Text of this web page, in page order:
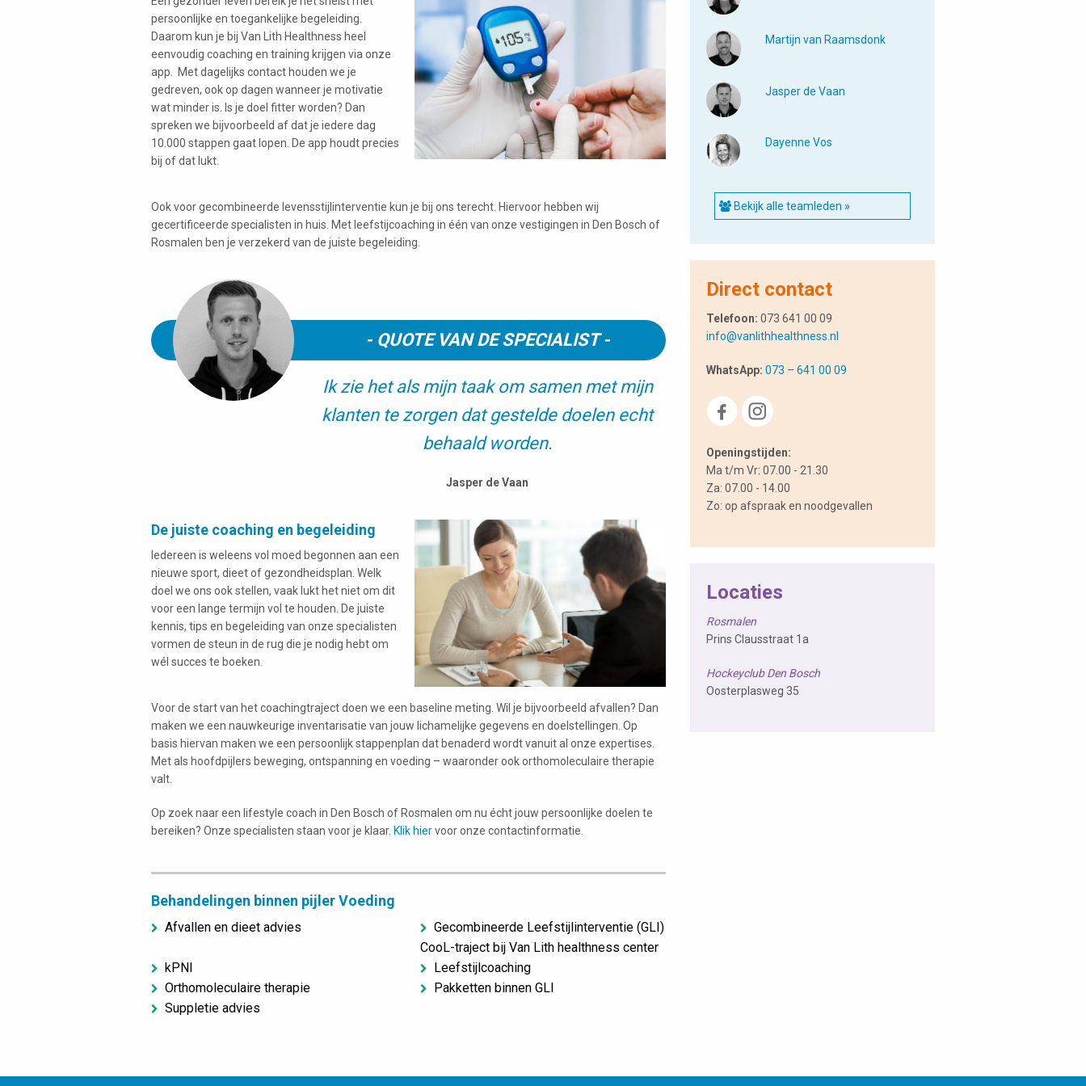
persoonlijke en toegankelijke begeleiding.
Daarom kun je bij Van Lith Healthness heel
eenvoudig coaching en training krijgen via onze
app. Met dagelijks contact houden we je
gedreven, ook op dagen wanneer je motivatie
wat minder is. Is je doel fitter worden? Dan
spreken we bijvoorbeeld af dat je iedere dag
10.000 stappen gaat lopen. De app houdt precies
bij of dat lukt.
Ook voor gecombineerde levensstijlinterventie kun je bij ons terecht. Hiervoor hebben wij
gecertificeerde specialisten in huis. Met leefstijcoaching in één van onze vestigingen in Den Bosch of
Rosmalen ben je verzekerd van de juiste begeleiding.
- QUOTE VAN DE SPECIALIST -
Ik zie het als mijn taak om samen met mijn
klanten te zorgen dat gestelde doelen echt
behaald worden.
Jasper de Vaan
De juiste coaching en begeleiding
Iedereen is weleens vol moed begonnen aan een
nieuwe sport, dieet of gezondheidsplan. Welk
doel we ons ook stellen, vaak lukt het niet om dit
voor een lange termijn vol te houden. De juiste
kennis, tips en begeleiding van onze specialisten
vormen de steun in de rug die je nodig hebt om
wél succes te boeken.
Voor de start van het coachingtraject doen we een baseline meting. Wil je bijvoorbeeld afvallen? Dan
maken we een nauwkeurige inventarisatie van jouw lichamelijke gegevens en doelstellingen. Op
basis hiervan maken we een persoonlijk stappenplan dat benaderd wordt vanuit al onze expertises.
Met als hoofdpijlers beweging, ontspanning en voeding – waaronder ook orthomoleculaire therapie
valt.
Op zoek naar een lifestyle coach in Den Bosch of Rosmalen om nu écht jouw persoonlijke doelen te
bereiken? Onze specialisten staan voor je klaar. Klik hiervoor onze contactinformatie.
Behandelingen binnen pijler Voeding
Afvallen en dieet advies
Gecombineerde Leefstijlinterventie (GLI)
CooL-traject bij Van Lith healthness center
kPNI
Leefstijlcoaching
Orthomoleculaire therapie
Pakketten binnen GLI
Suppletie advies
Martijn van Raamsdonk
Jasper de Vaan
Dayenne Vos
Bekijk alle teamleden »
Direct contact
Telefoon: 073 641 00 09
info@vanlithhealthness.nl
WhatsApp: 073 – 641 00 09
Openingstijden:
Ma t/m Vr: 07.00 - 21.30
Za: 07.00 - 14.00
Zo: op afspraak en noodgevallen
Locaties
Rosmalen
Prins Clausstraat 1a
Hockeyclub Den Bosch
Oosterplasweg 35